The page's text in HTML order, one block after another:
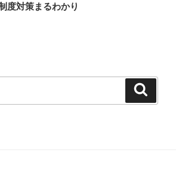
度対策まるわかり